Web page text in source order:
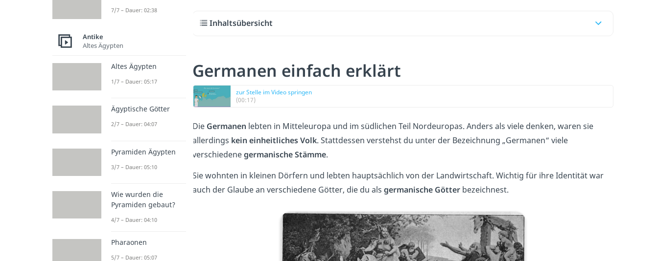
Inhaltsübersicht
Germanen einfach erklärt
zur Stelle im Video springen
(00:17)
Die Germanen lebten in Mitteleuropa und im südlichen Teil Nordeuropas. Anders als viele denken, waren sie
allerdings kein einheitliches Volk. Stattdessen verstehst du unter der Bezeichnung „Germanen“ viele
verschiedenegermanische Stämme.
Sie wohnten in kleinen Dörfern und lebten hauptsächlich von der Landwirtschaft. Wichtig für ihre Identität war
auch der Glaube an verschiedene Götter, die du als germanische Götterbezeichnest.
7/7 – Dauer: 02:38
Antike
Altes Ägypten
Altes Ägypten
1/7 – Dauer: 05:17
Ägyptische Götter
2/7 – Dauer: 04:07
Pyramiden Ägypten
3/7 – Dauer: 05:10
Wie wurden die
Pyramiden gebaut?
4/7 – Dauer: 04:10
Pharaonen
5/7 – Dauer: 05:07